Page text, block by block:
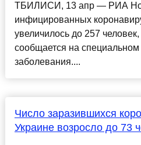
ТБИЛИСИ, 13 апр — РИА
инфицированных
увеличилось до 257
сообщается на специальном
заболевания....
Число заразившихся
Украине возросло до 73